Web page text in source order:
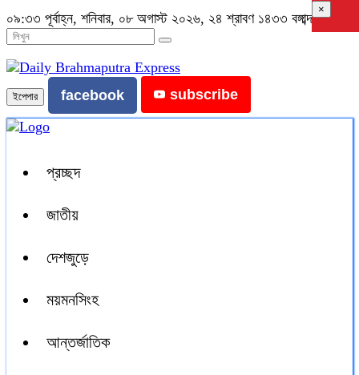
০৯:৩৩ পূর্বাহ্ন, শনিবার, ০৮ অগাস্ট ২০২৬, ২৪ শ্রাবণ ১৪৩৩ বঙ্গাব্দ
ইপেপার facebook subscribe
প্রচ্ছদ
জাতীয়
দেশজুড়ে
ময়মনসিংহ
আন্তর্জাতিক
×